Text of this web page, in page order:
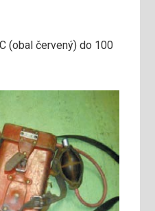
(obal červený) do 100